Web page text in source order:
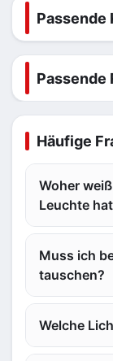
Passende
Passende
Häufige
Woher
Leuchte
Muss ich
tauschen?
Welche